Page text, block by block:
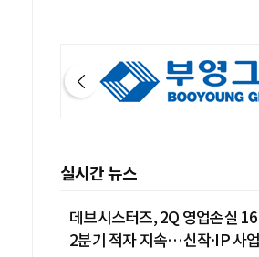
실시간 뉴스
데브시스터즈, 2Q 영업손실
2분기 적자 지속…신작·IP 사